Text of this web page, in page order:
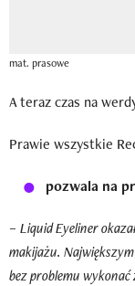
mat. prasowe
A teraz czas na
Prawie wszystkie
pozwala na
– Liquid Eyeliner
makijażu.
bez problemu